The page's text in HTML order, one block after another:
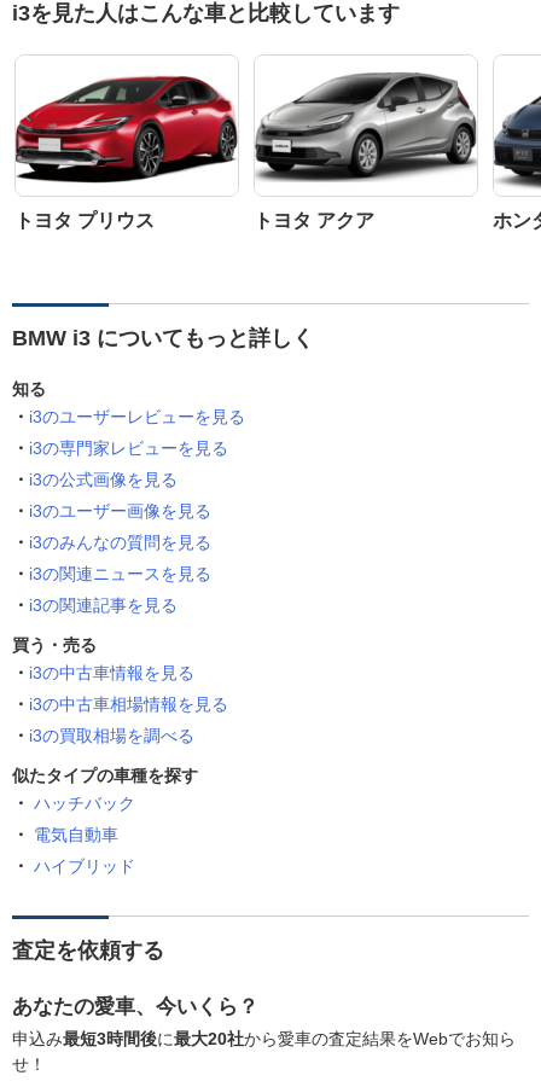
i3を見た人はこんな車と比較しています
トヨタ プリウス トヨタ アクア ホン
BMW i3 についてもっと詳しく
知る
i3のユーザーレビューを見る
i3の専門家レビューを見る
i3の公式画像を見る
i3のユーザー画像を見る
i3のみんなの質問を見る
i3の関連ニュースを見る
i3の関連記事を見る
買う・売る
i3の中古車情報を見る
i3の中古車相場情報を見る
i3の買取相場を調べる
似たタイプの車種を探す
ハッチバック
電気自動車
ハイブリッド
査定を依頼する
あなたの愛車、今いくら？
申込み最短3時間後に最大20社から愛車の査定結果をWebでお知ら
せ！